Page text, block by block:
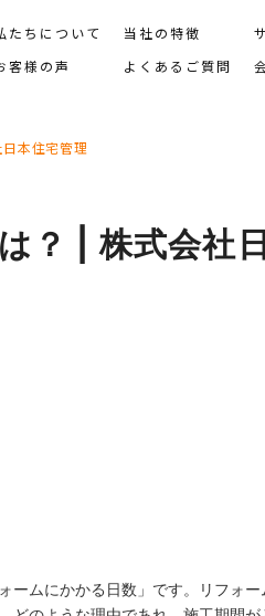
たちについて 当社の特徴
客様の声 よくあるご質問
本住宅管理
？ | 株式会社
ームにかかる日数」です。リフォ